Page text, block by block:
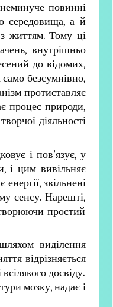
повинні
середовища, а й
життям. Тому ці
внутрішньо
до відомих,
безсумнівно,
протиставляє
процес природи,
діяльності
і пов’язує, у
і цим вивільняє
звільнені
сенсу. Нарешті,
простий
виділення
відрізняється
досвіду.
мозку, надає і